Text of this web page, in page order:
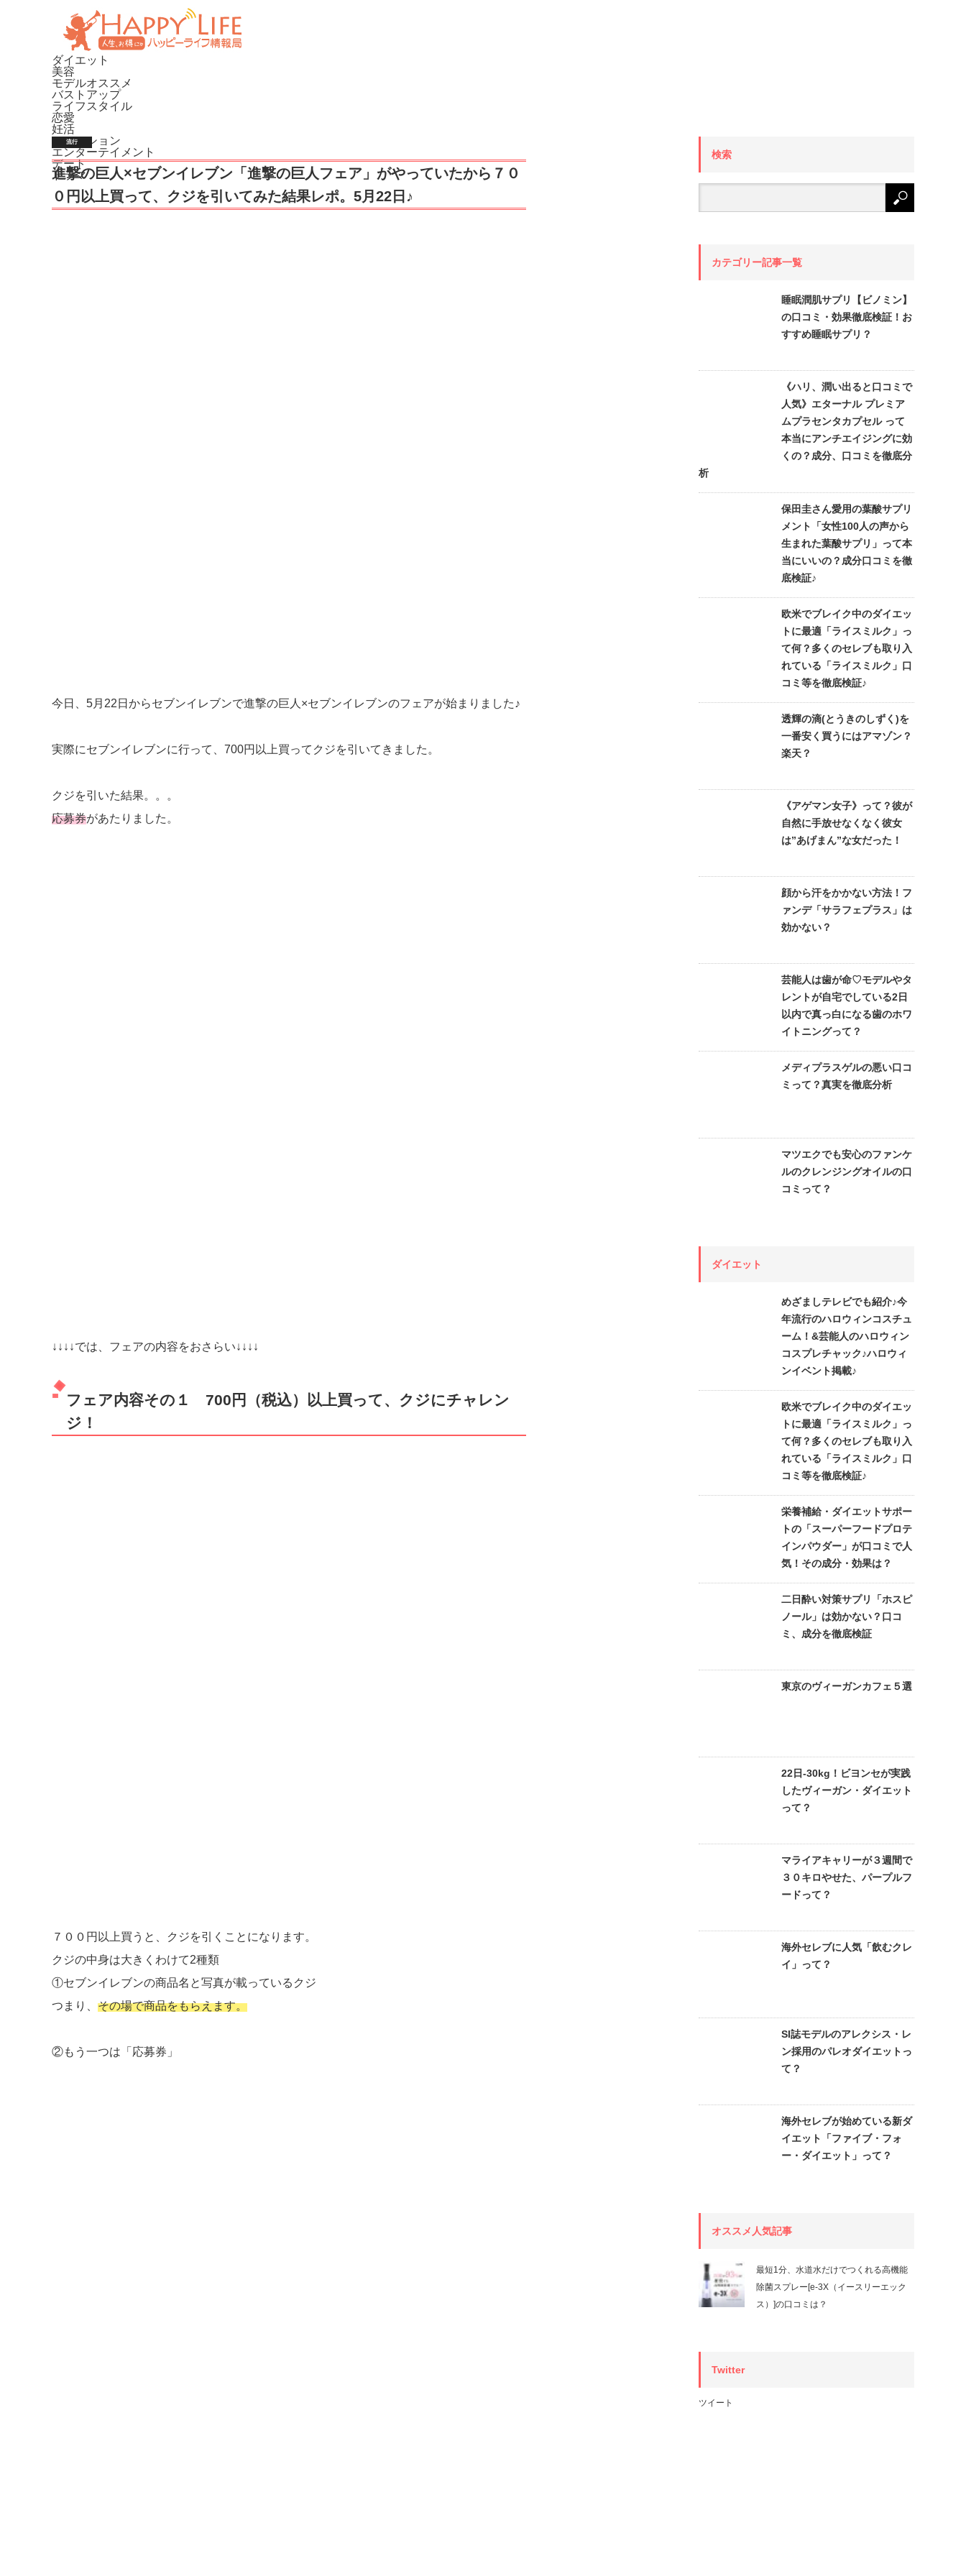
ダイエット
美容
モデルオススメ
バストアップ
ライフスタイル
恋愛
妊活
ファッション
エンターテイメント
デート
ドラマ
流行
進撃の巨人×セブンイレブン「進撃の巨人フェア」がやっていたから７０
０円以上買って、クジを引いてみた結果レポ。5月22日♪
今日、5月22日からセブンイレブンで進撃の巨人×セブンイレブンのフェアが始まりました♪
実際にセブンイレブンに行って、700円以上買ってクジを引いてきました。
クジを引いた結果。。。
応募券があたりました。
↓↓↓↓では、フェアの内容をおさらい↓↓↓↓
フェア内容その１ 700円（税込）以上買って、クジにチャレン
ジ！
７００円以上買うと、クジを引くことになります。
クジの中身は大きくわけて2種類
①セブンイレブンの商品名と写真が載っているクジ
つまり、 その場で商品をもらえます。
②もう一つは「応募券」
検索
カテゴリー記事一覧
睡眠潤肌サプリ【ビノミン】
の口コミ・効果徹底検証！お
すすめ睡眠サプリ？
《ハリ、潤い出ると口コミで
人気》エターナル プレミア
ムプラセンタカプセル って
本当にアンチエイジングに効
くの？成分、口コミを徹底分
析
保田圭さん愛用の葉酸サプリ
メント「女性100人の声から
生まれた葉酸サプリ」って本
当にいいの？成分口コミを徹
底検証♪
欧米でブレイク中のダイエッ
トに最適「ライスミルク」っ
て何？多くのセレブも取り入
れている「ライスミルク」口
コミ等を徹底検証♪
透輝の滴(とうきのしずく)を
一番安く買うにはアマゾン？
楽天？
《アゲマン女子》って？彼が
自然に手放せなくなく彼女
は”あげまん”な女だった！
顔から汗をかかない方法！フ
ァンデ「サラフェプラス」は
効かない？
芸能人は歯が命♡モデルやタ
レントが自宅でしている2日
以内で真っ白になる歯のホワ
イトニングって？
メディプラスゲルの悪い口コ
ミって？真実を徹底分析
マツエクでも安心のファンケ
ルのクレンジングオイルの口
コミって？
ダイエット
めざましテレビでも紹介♪今
年流行のハロウィンコスチュ
ーム！&芸能人のハロウィン
コスプレチャック♪ハロウィ
ンイベント掲載♪
欧米でブレイク中のダイエッ
トに最適「ライスミルク」っ
て何？多くのセレブも取り入
れている「ライスミルク」口
コミ等を徹底検証♪
栄養補給・ダイエットサポー
トの「スーパーフードプロテ
インパウダー」が口コミで人
気！その成分・効果は？
二日酔い対策サプリ「ホスピ
ノール」は効かない？口コ
ミ、成分を徹底検証
東京のヴィーガンカフェ５選
22日-30kg！ビヨンセが実践
したヴィーガン・ダイエット
って？
マライアキャリーが３週間で
３０キロやせた、パープルフ
ードって？
海外セレブに人気「飲むクレ
イ」って？
SI誌モデルのアレクシス・レ
ン採用のパレオダイエットっ
て？
海外セレブが始めている新ダ
イエット「ファイブ・フォ
ー・ダイエット」って？
オススメ人気記事
最短1分、水道水だけでつくれる高機能
除菌スプレー[e-3X（イースリーエック
ス）]の口コミは？
Twitter
ツイート